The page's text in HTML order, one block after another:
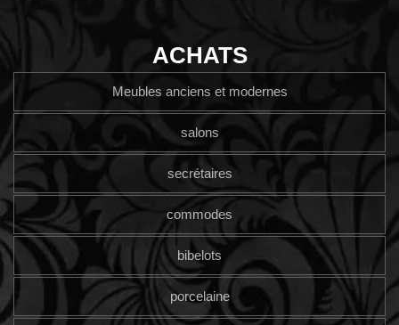
ACHATS
Meubles anciens et modernes
salons
secrétaires
commodes
bibelots
porcelaine